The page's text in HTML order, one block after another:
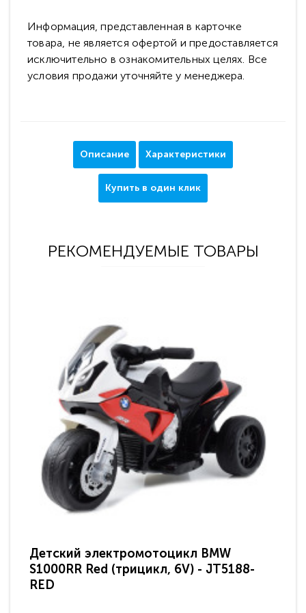
Информация, представленная в карточке
товара, не является офертой и предоставляется
исключительно в ознакомительных целях. Все
условия продажи уточняйте у менеджера.
Описание Характеристики
Купить в один клик
РЕКОМЕНДУЕМЫЕ ТОВАРЫ
Детский электромотоцикл BMW
S1000RR Red (трицикл, 6V) - JT5188-
RED